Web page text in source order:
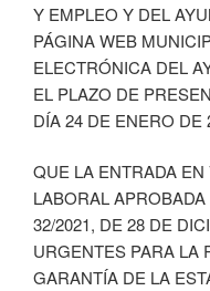
Y EMPLEO Y DEL
PÁGINA WEB
ELECTRÓNICA DEL
EL PLAZO DE
DÍA 24 DE ENERO DE
QUE LA ENTRADA
LABORAL
32/2021, DE 28 DE
URGENTES PARA LA
GARANTÍA DE LA